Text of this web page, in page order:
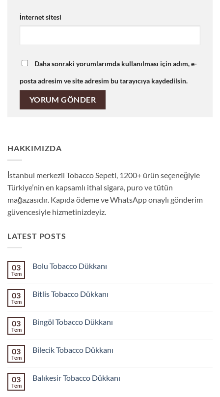
İnternet sitesi
Daha sonraki yorumlarımda kullanılması için adım, e-
posta adresim ve site adresim bu tarayıcıya kaydedilsin.
HAKKIMIZDA
İstanbul merkezli Tobacco Sepeti, 1200+ ürün seçeneğiyle
Türkiye’nin en kapsamlı ithal sigara, puro ve tütün
mağazasıdır. Kapıda ödeme ve WhatsApp onaylı gönderim
güvencesiyle hizmetinizdeyiz.
LATEST POSTS
03
Tem
Bolu Tobacco Dükkanı
Tobacco
03
Tem
Bitlis Tobacco Dükkanı
Tobacco
03
Tem
Bingöl Tobacco Dükkanı
Tobacco
03
Tem
Bilecik Tobacco Dükkanı
Tobacco
03
Tem
Balıkesir Tobacco Dükkanı